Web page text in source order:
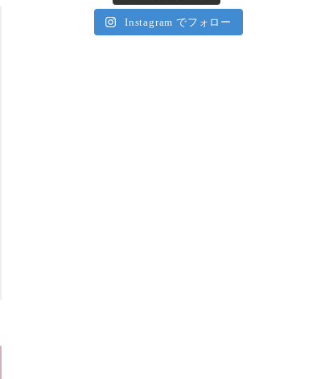
Instagram でフォロー